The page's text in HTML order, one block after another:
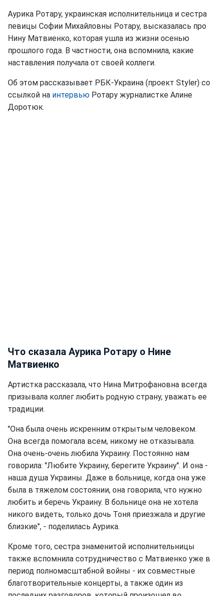
Аурика Ротару, украинская исполнительница и сестра
певицы Софии Михайловны Ротару, высказалась про
Нину Матвиенко, которая ушла из жизни осенью
прошлого года. В частности, она вспомнила, какие
наставления получала от своей коллеги.
Об этом рассказывает РБК-Украина (проект Styler) со
ссылкой на интервью Ротару журналистке Алине
Доротюк.
Что сказала Аурика Ротару о Нине
Матвиенко
Артистка рассказала, что Нина Митрофановна всегда
призывала коллег любить родную страну, уважать ее
традиции.
"Она была очень искренним открытым человеком.
Она всегда помогала всем, никому не отказывала.
Она очень-очень любила Украину. Постоянно нам
говорила: "Любите Украину, берегите Украину". И она -
наша душа Украины. Даже в больнице, когда она уже
была в тяжелом состоянии, она говорила, что нужно
любить и беречь Украину. В больнице она не хотела
никого видеть, только дочь Тоня приезжала и другие
близкие", - поделилась Аурика.
Кроме того, сестра знаменитой исполнительницы
также вспомнила сотрудничество с Матвиенко уже в
период полномасштабной войны - их совместные
благотворительные концерты, а также один из